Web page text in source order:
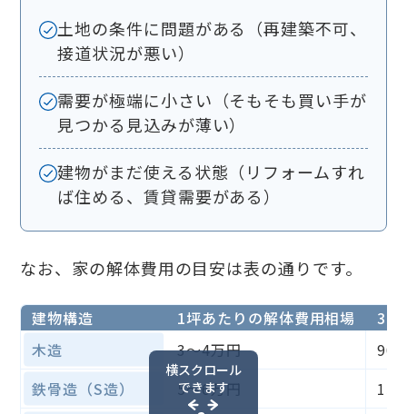
土地の条件に問題がある（再建築不可、
接道状況が悪い）
需要が極端に小さい（そもそも買い手が
見つかる見込みが薄い）
建物がまだ使える状態（リフォームすれ
ば住める、賃貸需要がある）
なお、家の解体費用の目安は表の通りです。
建物構造 1坪あたりの解体費用相場
30
木造
3〜4万円
90
鉄骨造（S造）
5〜6万円
横スクロール
できます